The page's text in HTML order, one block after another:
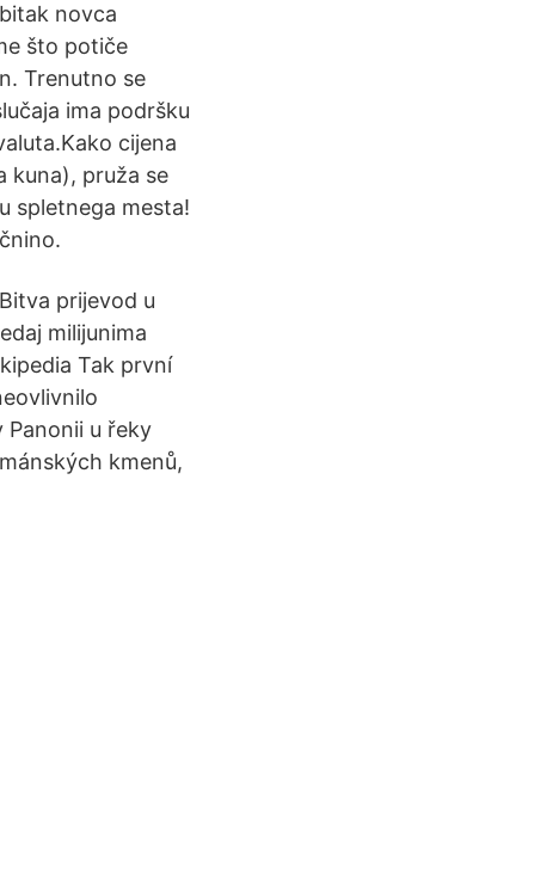
novca
što potiče
Trenutno se
ima podršku
cijena
kuna), pruža se
spletnega mesta!
prijevod u
milijunima
Tak první
Panonii u řeky
kmenů,